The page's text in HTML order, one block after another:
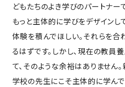
どもたちのよき学びのパートナー
もっと主体的に学びをデザインし
体験を積んでほしい。それらを
るはずです。しかし、現在の教員
て、そのような余裕はありません
学校の先生にこそ主体的に学ん